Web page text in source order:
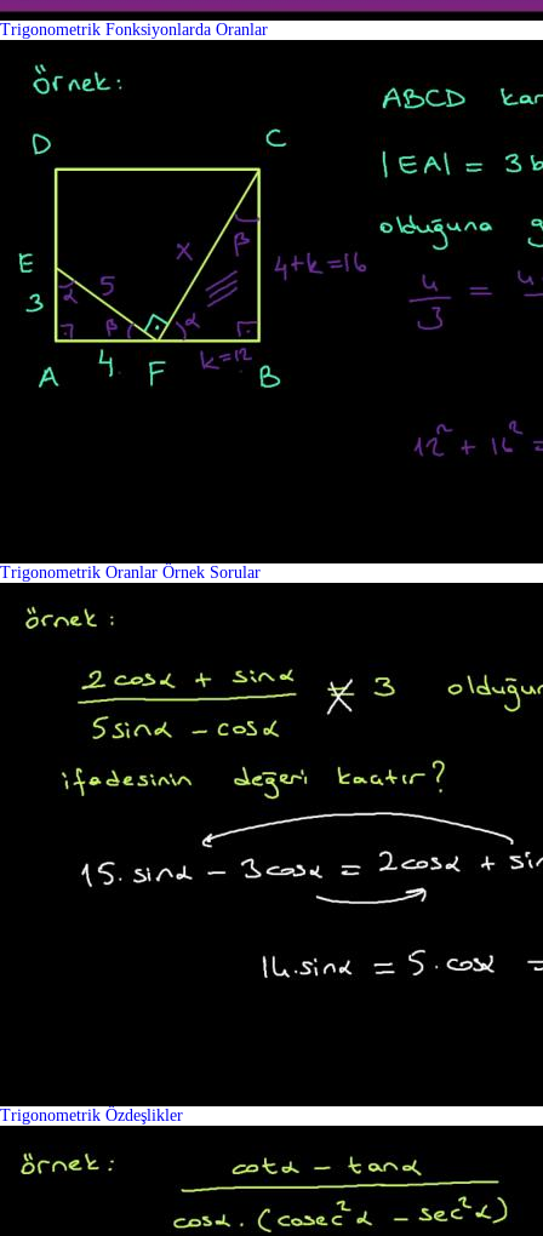
Trigonometrik Fonksiyonlarda Oranlar
Trigonometrik Oranlar Örnek Sorular
Trigonometrik Özdeşlikler